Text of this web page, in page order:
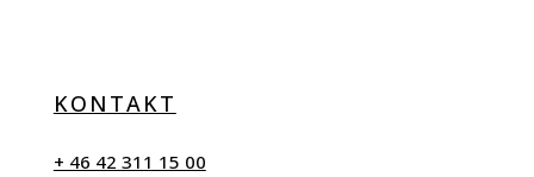
KONTAKT
+ 46 42 311 15 00